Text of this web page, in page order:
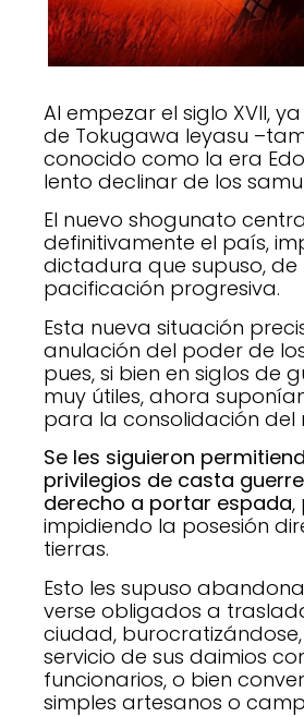
Al empezar el siglo XVII,
de Tokugawa Ieyasu
conocido como la era
lento declinar de los
El nuevo shogunato
definitivamente el país,
dictadura que supuso, de
pacificación progresiva.
Esta nueva situación
anulación del poder de
pues, si bien en siglos de
muy útiles, ahora
para la consolidación del
Se les siguieron
privilegios de casta
derecho a portar espada,
impidiendo la posesión
tierras.
Esto les supuso
verse obligados a
ciudad,
servicio de sus daimios
funcionarios, o bien
simples artesanos o